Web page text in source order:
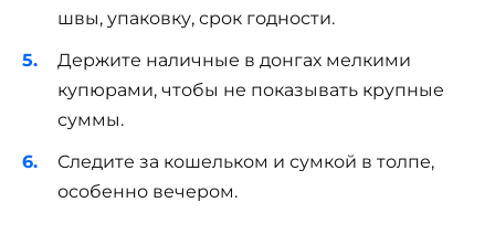
швы, упаковку, срок годности.
Держите наличные в донгах мелкими
купюрами, чтобы не показывать крупные
суммы.
Следите за кошельком и сумкой в толпе,
особенно вечером.